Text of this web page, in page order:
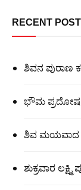
RECENT
ಶಿವನ ಪುರಾಣ
ಭೌಮ ಪ್ರದೋಷ
ಶಿವ ಮಯವಾದ
ಶುಕ್ರವಾರ